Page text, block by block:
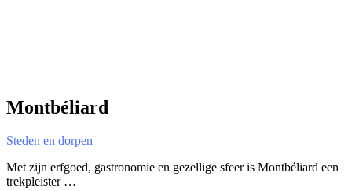
Montbéliard
Steden en dorpen
Met zijn erfgoed, gastronomie en gezellige sfeer is Montbéliard een
trekpleister …